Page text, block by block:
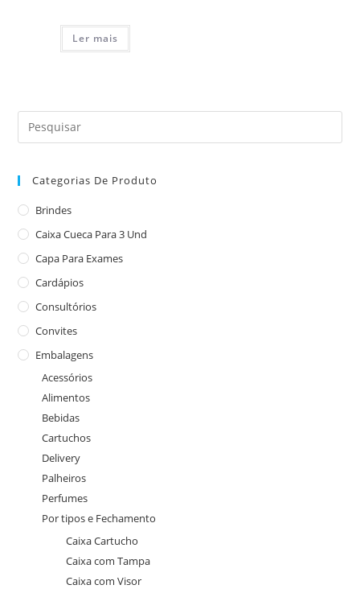
Ler mais
Categorias De Produto
Brindes
Caixa Cueca Para 3 Und
Capa Para Exames
Cardápios
Consultórios
Convites
Embalagens
Acessórios
Alimentos
Bebidas
Cartuchos
Delivery
Palheiros
Perfumes
Por tipos e Fechamento
Caixa Cartucho
Caixa com Tampa
Caixa com Visor